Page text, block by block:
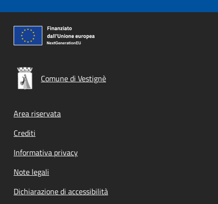
Comune di Vestignè
Footer menu
Area riservata
Crediti
Informativa privacy
Note legali
Dichiarazione di accessibilità